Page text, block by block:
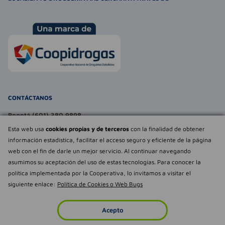
Esta web usa cookies propias y de terceros con la finalidad de obtener
información estadística, facilitar el acceso seguro y eficiente de la página
web con el fin de darle un mejor servicio. Al continuar navegando
asumimos su aceptación del uso de estas tecnologías. Para conocer la
política implementada por la Cooperativa, lo invitamos a visitar el
siguiente enlace: Política de Cookies o Web Bugs
Acepto
Imperdibles Favoritos
Déjanos tu
opinión
CONTÁCTANOS
Bogotá (601) 380 9898
atencionalcliente@farmaexpress.com
TE PUEDE INTERESAR
NOSOTROS
Empowered by
Todos los derechos reservados Farmaexpress 2025